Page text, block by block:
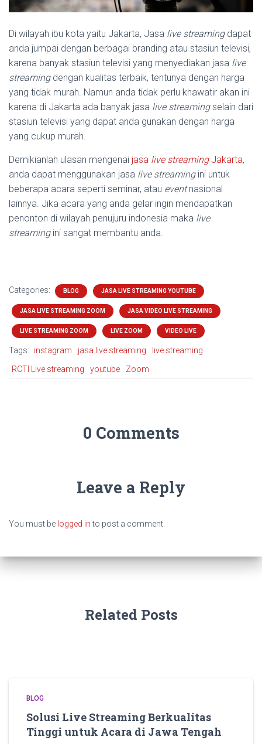
Di wilayah ibu kota yaitu Jakarta, Jasa live streamingdapat
anda jumpai dengan berbagai branding atau stasiun televisi,
karena banyak stasiun televisi yang menyediakan jasa live
streamingdengan kualitas terbaik, tentunya dengan harga
yang tidak murah. Namun anda tidak perlu khawatir akan ini
karena di Jakarta ada banyak jasa live streamingselain dari
stasiun televisi yang dapat anda gunakan dengan harga
yang cukup murah.
Demikianlah ulasan mengenai jasa live streamingJakarta,
anda dapat menggunakan jasa live streamingini untuk
beberapa acara seperti seminar, atau eventnasional
lainnya. Jika acara yang anda gelar ingin mendapatkan
penonton di wilayah penujuru indonesia maka live
streamingini sangat membantu anda.
Categories: BLOG JASA LIVE STREAMING YOUTUBE
JASA LIVE STREAMING ZOOM JASA VIDEO LIVE STREAMING
LIVE STREAMING ZOOM LIVE ZOOM VIDEO LIVE
Tags: instagram jasa live streaming
live streaming
RCTI Live streaming
youtube Zoom
0 Comments
Leave a Reply
You must be logged into post a comment.
Related Posts
BLOG
Solusi Live Streaming Berkualitas
Tinggi untuk Acara di Jawa Tengah